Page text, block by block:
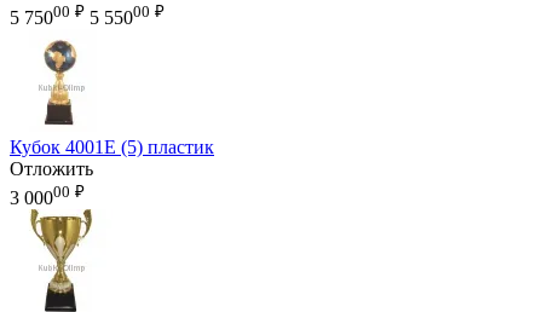
5 75000 ₽ 5 55000 ₽
Кубок 4001E (5) пластик
Отложить
3 00000 ₽